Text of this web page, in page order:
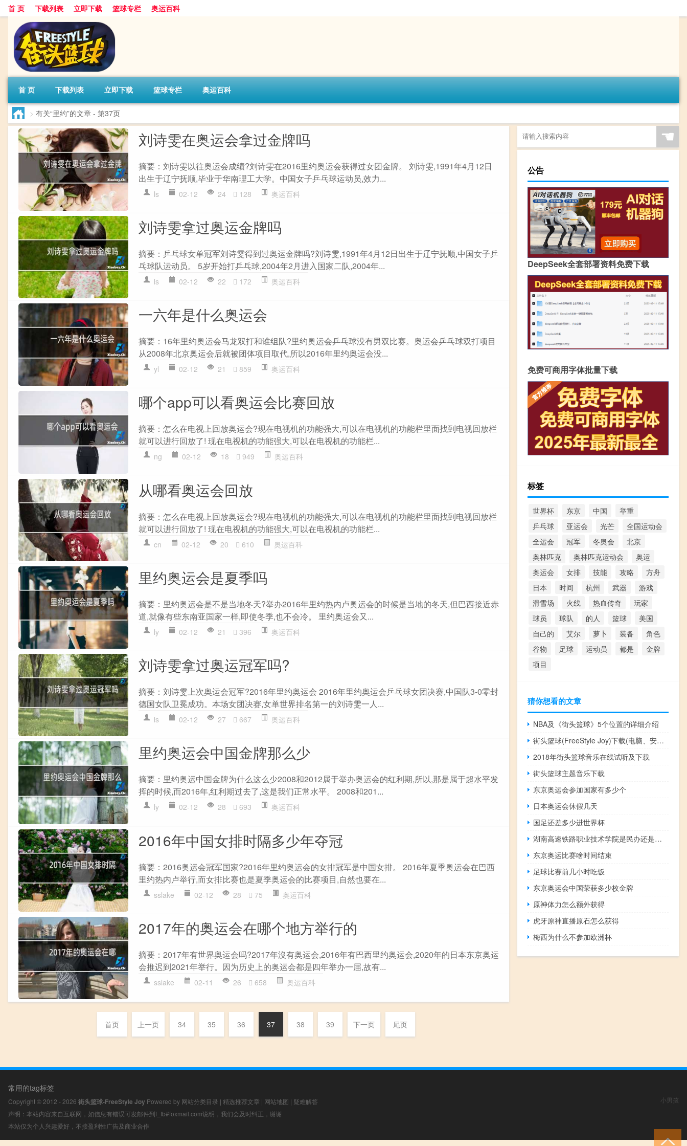
首 页 下载列表 立即下载 篮球专栏 奥运百科
首 页 下载列表 立即下载 篮球专栏 奥运百科
> 有关“里约”的文章 - 第37页
刘诗雯在奥运会拿过金牌吗
摘要：刘诗雯以往奥运会成绩?刘诗雯在2016里约奥运会获得过女团金牌。 刘诗雯,1991年4月12日
出生于辽宁抚顺,毕业于华南理工大学。中国女子乒乓球运动员,效力...
ls 02-12 24 128 奥运百科
刘诗雯拿过奥运金牌吗
摘要：乒乓球女单冠军刘诗雯得到过奥运金牌吗?刘诗雯,1991年4月12日出生于辽宁抚顺,中国女子乒
乓球队运动员。 5岁开始打乒乓球,2004年2月进入国家二队,2004年...
ls 02-12 22 172 奥运百科
一六年是什么奥运会
摘要：16年里约奥运会马龙双打和谁组队?里约奥运会乒乓球没有男双比赛。奥运会乒乓球双打项目
从2008年北京奥运会后就被团体项目取代,所以2016年里约奥运会没...
yl 02-12 21 859 奥运百科
哪个app可以看奥运会比赛回放
摘要：怎么在电视上回放奥运会?现在电视机的功能强大,可以在电视机的功能栏里面找到电视回放栏
就可以进行回放了! 现在电视机的功能强大,可以在电视机的功能栏...
ng 02-12 18 949 奥运百科
从哪看奥运会回放
摘要：怎么在电视上回放奥运会?现在电视机的功能强大,可以在电视机的功能栏里面找到电视回放栏
就可以进行回放了! 现在电视机的功能强大,可以在电视机的功能栏...
cn 02-12 20 610 奥运百科
里约奥运会是夏季吗
摘要：里约奥运会是不是当地冬天?举办2016年里约热内卢奥运会的时候是当地的冬天,但巴西接近赤
道,就像有些东南亚国家一样,即使冬季,也不会冷。 里约奥运会又...
ly 02-12 21 396 奥运百科
刘诗雯拿过奥运冠军吗?
摘要：刘诗雯上次奥运会冠军?2016年里约奥运会 2016年里约奥运会乒乓球女团决赛,中国队3-0零封
德国女队卫冕成功。本场女团决赛,女单世界排名第一的刘诗雯一人...
ls 02-12 27 667 奥运百科
里约奥运会中国金牌那么少
摘要：里约奥运中国金牌为什么这么少2008和2012属于举办奥运会的红利期,所以,那是属于超水平发
挥的时候,而2016年,红利期过去了,这是我们正常水平。 2008和201...
ly 02-12 28 693 奥运百科
2016年中国女排时隔多少年夺冠
摘要：2016奥运会冠军国家?2016年里约奥运会的女排冠军是中国女排。 2016年夏季奥运会在巴西
里约热内卢举行,而女排比赛也是夏季奥运会的比赛项目,自然也要在...
sslake 02-12 28 75 奥运百科
2017年的奥运会在哪个地方举行的
摘要：2017年有世界奥运会吗?2017年沒有奥运会,2016年有巴西里约奥运会,2020年的日本东京奥运
会推迟到2021年举行。因为历史上的奥运会都是四年举办一届,故有...
sslake 02-11 26 658 奥运百科
首页 上一页 34 35 36 37 38 39 下一页 尾页
☚
公告
DeepSeek全套部署资料免费下载
免费可商用字体批量下载
标签
世界杯 东京 中国
举重
乒乓球
亚运会 光芒
全国运动会
全运会
冠军 冬奥会
北京
奥林匹克
奥林匹克运动会
奥运
奥运会
女排 技能 攻略
方舟
日本
时间 杭州 武器
游戏
滑雪场
火线 热血传奇
玩家
球员
球队 的人 篮球
美国
自己的
艾尔 萝卜 装备
角色
谷物
足球 运动员 都是
金牌
项目
猜你想看的文章
NBA及《街头篮球》5个位置的详细介绍
街头篮球(FreeStyle Joy)下载(电脑、安卓和IOS所有版本)
2018年街头篮球音乐在线试听及下载
街头篮球主题音乐下载
东京奥运会参加国家有多少个
日本奥运会休假几天
国足还差多少进世界杯
湖南高速铁路职业技术学院是民办还是公办
东京奥运比赛啥时间结束
足球比赛前几小时吃饭
东京奥运会中国荣获多少枚金牌
原神体力怎么额外获得
虎牙原神直播原石怎么获得
梅西为什么不参加欧洲杯
常用的tag标签
Copyright © 2012 - 2026 街头篮球-FreeStyle Joy Powered by 网站分类目录 | 精选推荐文章 | 网站地图 | 疑难解答
声明：本站内容来自互联网，如信息有错误可发邮件到f_fb#foxmail.com说明，我们会及时纠正，谢谢
本站仅为个人兴趣爱好，不接盈利性广告及商业合作
小男孩